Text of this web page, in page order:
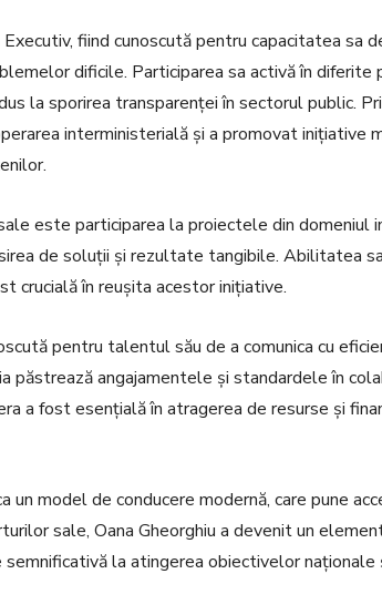
fiind cunoscută pentru capacitatea sa
dificile. Participarea sa activă în diferite
la sporirea transparenței în sectorul public.
interministerială și a promovat inițiative
este participarea la proiectele din domeniul
de soluții și rezultate tangibile. Abilitatea
crucială în reușita acestor inițiative.
pentru talentul său de a comunica cu
păstrează angajamentele și standardele în
a fost esențială în atragerea de resurse și
un model de conducere modernă, care pune
sale, Oana Gheorghiu a devenit un
la atingerea obiectivelor naționale